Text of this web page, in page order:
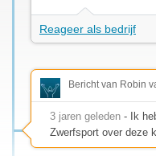
Reageer als bedrijf
Bericht van Robin
3 jaren geleden - Ik
Zwerfsport over deze